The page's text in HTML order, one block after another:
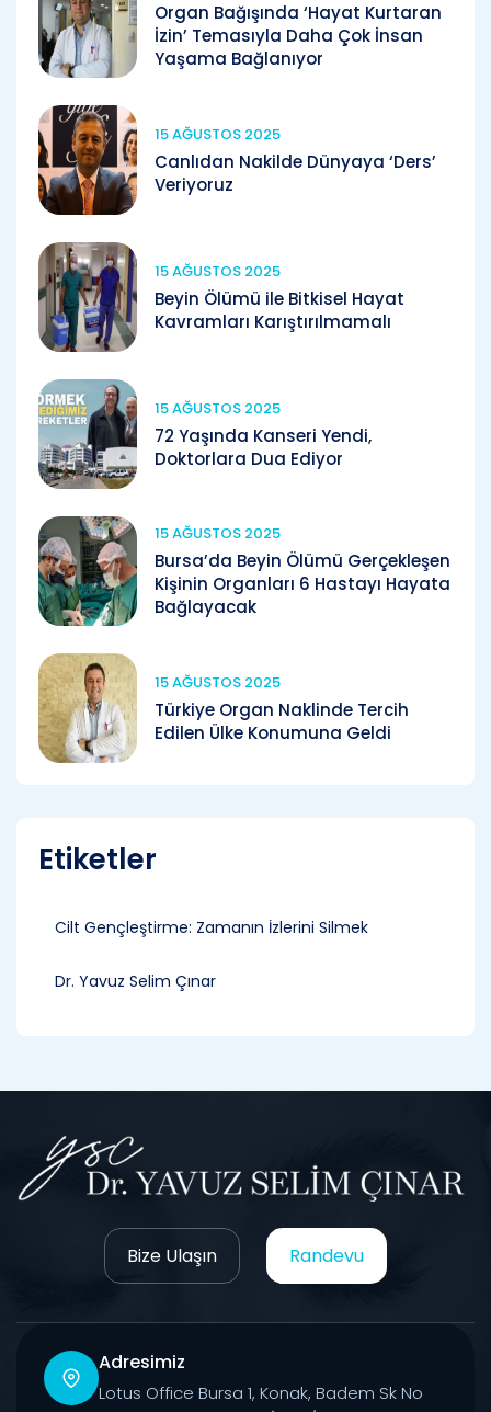
Organ Bağışında ‘Hayat Kurtaran
İzin’ Temasıyla Daha Çok İnsan
Yaşama Bağlanıyor
15 AĞUSTOS 2025
Canlıdan Nakilde Dünyaya ‘Ders’
Veriyoruz
15 AĞUSTOS 2025
Beyin Ölümü ile Bitkisel Hayat
Kavramları Karıştırılmamalı
15 AĞUSTOS 2025
72 Yaşında Kanseri Yendi,
Doktorlara Dua Ediyor
15 AĞUSTOS 2025
Bursa’da Beyin Ölümü Gerçekleşen
Kişinin Organları 6 Hastayı Hayata
Bağlayacak
15 AĞUSTOS 2025
Türkiye Organ Naklinde Tercih
Edilen Ülke Konumuna Geldi
Etiketler
Cilt Gençleştirme: Zamanın İzlerini Silmek
Dr. Yavuz Selim Çınar
Bize Ulaşın Randevu
Adresimiz
Lotus Office Bursa 1, Konak, Badem Sk No